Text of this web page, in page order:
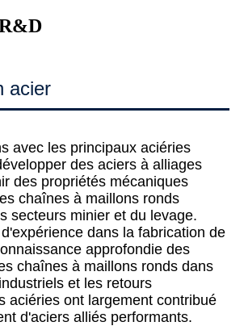
acier
avec les principaux aciéries
des aciers à alliages
des propriétés mécaniques
chaînes à maillons ronds
secteurs minier et du levage.
dans la fabrication de
approfondie des
chaînes à maillons ronds dans
et les retours
aciéries ont largement contribué
d'aciers alliés performants.